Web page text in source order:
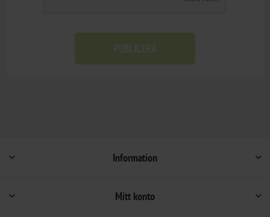
PUBLICERA
Information
Mitt konto